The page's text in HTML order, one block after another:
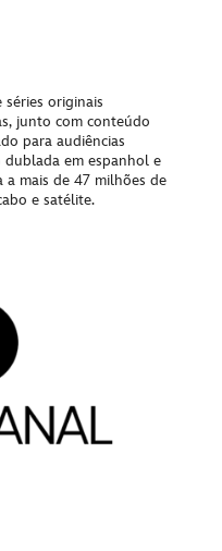
séries originais
junto com conteúdo
para audiências
dublada em espanhol e
a mais de 47 milhões de
e satélite.